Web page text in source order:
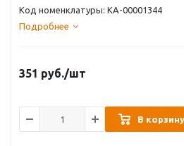
Код номенклатуры: КА-00001344
Подробнее
351 руб./шт
В корзину